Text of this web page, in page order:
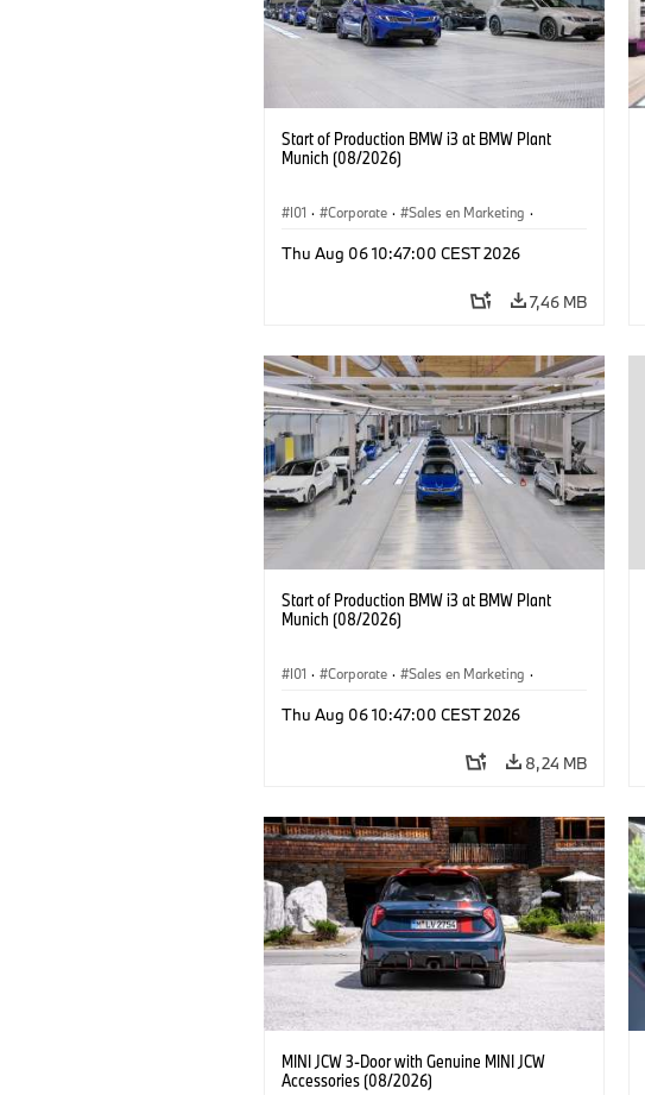
Start of Production BMW i3 at BMW Plant
Munich (08/2026)
I01 · Corporate · Sales en Marketing ·
Thu Aug 06 10:47:00 CEST 2026
7,46 MB
Start of Production BMW i3 at BMW Plant
Munich (08/2026)
I01 · Corporate · Sales en Marketing ·
Thu Aug 06 10:47:00 CEST 2026
8,24 MB
MINI JCW 3-Door with Genuine MINI JCW
Accessories (08/2026)